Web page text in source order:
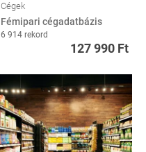
Cégek
Fémipari cégadatbázis
6 914 rekord
127 990 Ft